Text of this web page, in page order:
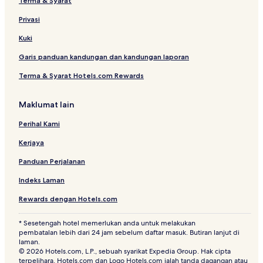
u
n
C
l
e
t
o
B
H
a
t
Privasi
Kuki
Garis panduan kandungan dan kandungan laporan
Terma & Syarat Hotels.com Rewards
Maklumat lain
Perihal Kami
Kerjaya
Panduan Perjalanan
Indeks Laman
Rewards dengan Hotels.com
* Sesetengah hotel memerlukan anda untuk melakukan
pembatalan lebih dari 24 jam sebelum daftar masuk. Butiran lanjut di
laman.
© 2026 Hotels.com, L.P., sebuah syarikat Expedia Group. Hak cipta
terpelihara. Hotels.com dan Logo Hotels.com ialah tanda dagangan atau